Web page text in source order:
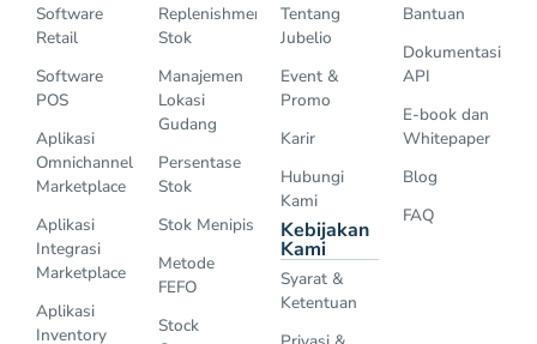
Software
Retail
Software
POS
Aplikasi
Omnichannel
Marketplace
Aplikasi
Integrasi
Marketplace
Aplikasi
Inventory
Replenishment
Stok
Manajemen
Lokasi
Gudang
Persentase
Stok
Stok Menipis
Metode
FEFO
Stock
Tentang
Jubelio
Event &
Promo
Karir
Hubungi
Kami
Kebijakan
Kami
Syarat &
Ketentuan
Bantuan
Dokumentasi
API
E-book dan
Whitepaper
Blog
FAQ